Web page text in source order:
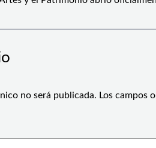
no será publicada. Los campos